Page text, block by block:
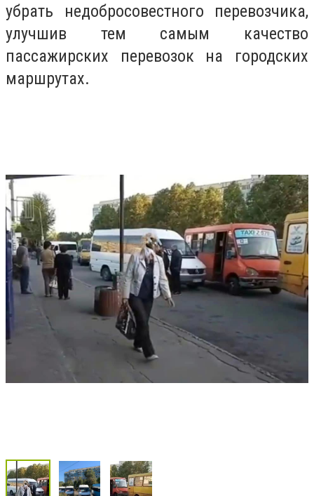
убрать недобросовестного перевозчика,
улучшив тем самым качество
пассажирских перевозок на городских
маршрутах.